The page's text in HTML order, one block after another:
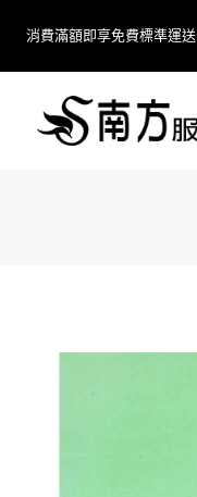
消費滿額即享免費標準運送